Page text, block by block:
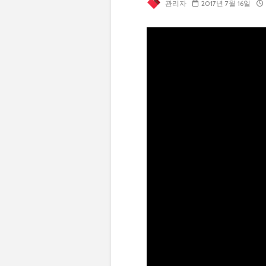
관리자 2017년 7월 16일